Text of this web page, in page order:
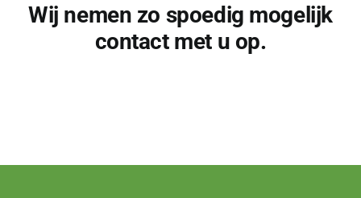
Wij nemen zo spoedig mogelijk
contact met u op.